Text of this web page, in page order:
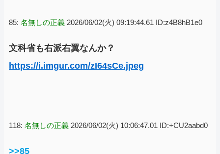
85: 名無しの正義 2026/06/02(火) 09:19:44.61 ID:z4B8hB1e0
文科省も右派右翼なんか？
https://i.imgur.com/zI64sCe.jpeg
118: 名無しの正義 2026/06/02(火) 10:06:47.01 ID:+CU2aabd0
>>85